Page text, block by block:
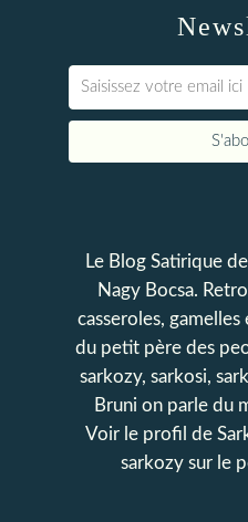
Le Blog Satirique
Nagy Bocsa.
casseroles,
du petit père des
sarkozy, sarkosi,
Bruni on parle du
Voir le profil de
sarkozysur le